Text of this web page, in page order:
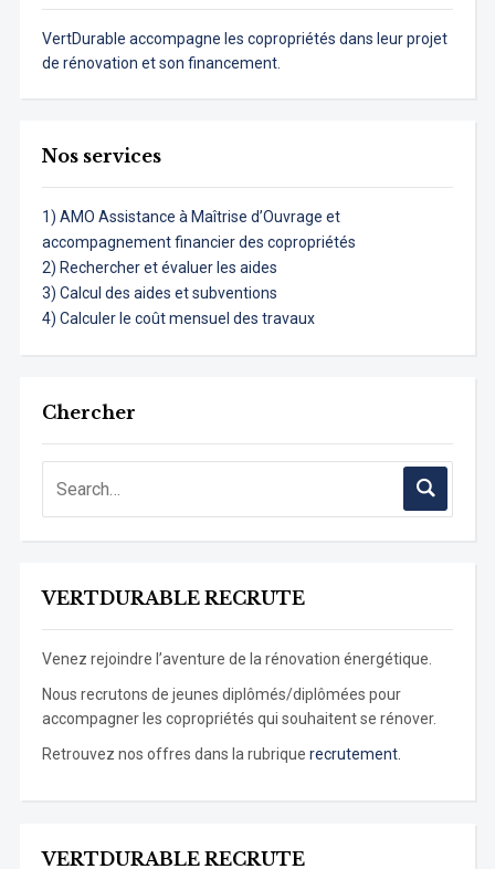
VertDurable accompagne les copropriétés dans leur projet
de rénovation et son financement.
Nos services
1) AMO Assistance à Maîtrise d’Ouvrage et
accompagnement financier des copropriétés
2) Rechercher et évaluer les aides
3) Calcul des aides et subventions
4) Calculer le coût mensuel des travaux
Chercher
VERTDURABLE RECRUTE
Venez rejoindre l’aventure de la rénovation énergétique.
Nous recrutons de jeunes diplômés/diplômées pour
accompagner les copropriétés qui souhaitent se rénover.
Retrouvez nos offres dans la rubrique recrutement.
VERTDURABLE RECRUTE